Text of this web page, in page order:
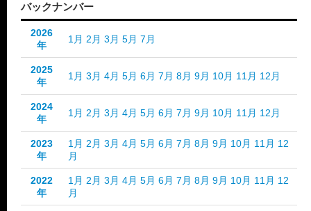
バックナンバー
2026
年
1月 2月 3月 5月 7月
2025
年
1月 3月 4月 5月 6月 7月 8月 9月 10月 11月 12月
2024
年
1月 2月 3月 4月 5月 6月 7月 9月 10月 11月 12月
2023
年
1月 2月 3月 4月 5月 6月 7月 8月 9月 10月 11月 12
月
2022
年
1月 2月 3月 4月 5月 6月 7月 8月 9月 10月 11月 12
月